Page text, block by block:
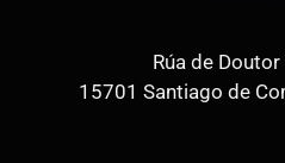
Rúa de
15701 Santiago de